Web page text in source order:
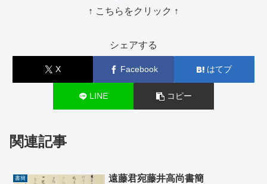
↑ こちらをクリック ↑
シェアする
X Facebook はてブ
LINE コピー
関連記事
書簡 遠藤君宛藤井高尚書簡